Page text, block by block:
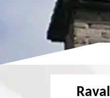
Couvreur